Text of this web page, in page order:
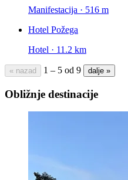
Manifestacija · 516 m
Hotel Požega
Hotel · 11.2 km
« nazad 1 – 5 od 9 dalje »
Obližnje destinacije